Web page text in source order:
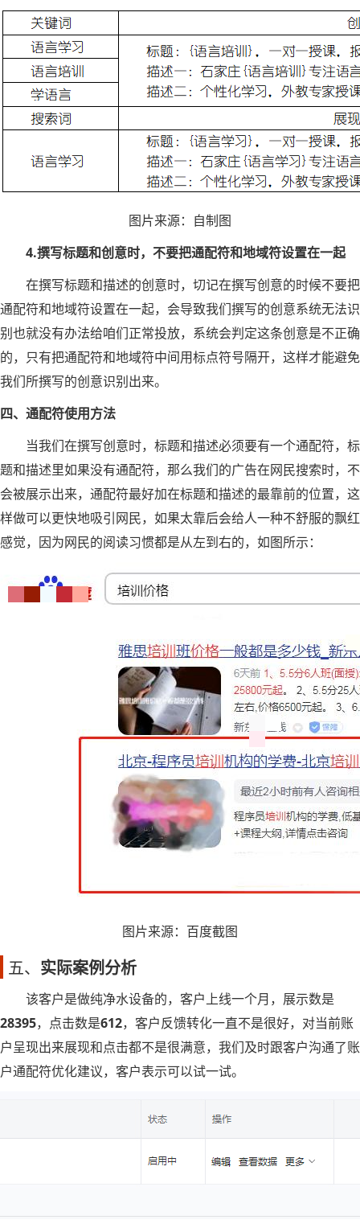
图片来源：自制图
4.撰写标题和创意时，不要把通配符和地域符设置在一起
在撰写标题和描述的创意时，切记在撰写创意的时候不要把
通配符和地域符设置在一起，会导致我们撰写的创意系统无法识
别也就没有办法给咱们正常投放，系统会判定这条创意是不正确
的，只有把通配符和地域符中间用标点符号隔开，这样才能避免
我们所撰写的创意识别出来。
四、通配符使用方法
当我们在撰写创意时，标题和描述必须要有一个通配符，标
题和描述里如果没有通配符，那么我们的广告在网民搜索时，不
会被展示出来，通配符最好加在标题和描述的最靠前的位置，这
样做可以更快地吸引网民，如果太靠后会给人一种不舒服的飘红
感觉，因为网民的阅读习惯都是从左到右的，如图所示：
图片来源：百度截图
五、 实际案例分析
该客户是做纯净水设备的，客户上线一个月，展示数是
28395，点击数是612，客户反馈转化一直不是很好，对当前账
户呈现出来展现和点击都不是很满意，我们及时跟客户沟通了账
户通配符优化建议，客户表示可以试一试。